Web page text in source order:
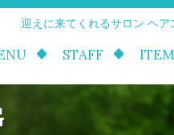
迎えに来てくれるサロン ヘ
STAFF ITEM